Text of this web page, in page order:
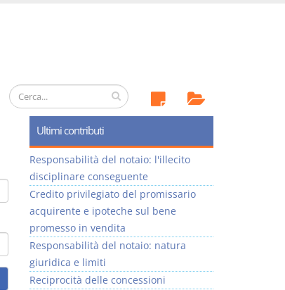
Ultimi contributi
Responsabilità del notaio: l'illecito
disciplinare conseguente
Credito privilegiato del promissario
acquirente e ipoteche sul bene
promesso in vendita
Responsabilità del notaio: natura
giuridica e limiti
Reciprocità delle concessioni